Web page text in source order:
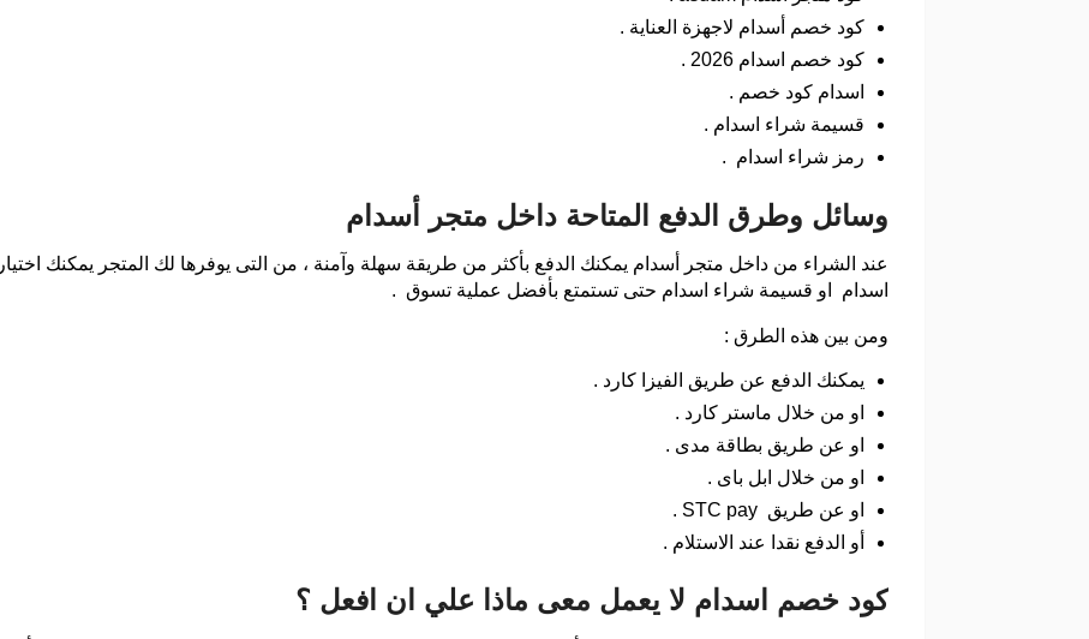
كود خصم أسدام لاجهزة العناية .
كود خصم اسدام 2026 .
اسدام كود خصم .
قسيمة شراء اسدام .
رمز شراء اسدام .
وسائل وطرق الدفع المتاحة داخل متجر أسدام
عند الشراء من داخل متجر أسدام يمكنك الدفع بأكثر من طريقة سهلة وآمنة ، من التى يوفرها لك المتجر يمكنك
اسدام او قسيمة شراء اسدام حتى تستمتع بأفضل عملية تسوق .
ومن بين هذه الطرق :
يمكنك الدفع عن طريق الفيزا كارد .
او من خلال ماستر كارد .
او عن طريق بطاقة مدى .
او من خلال ابل باى .
او عن طريق STC pay .
أو الدفع نقدا عند الاستلام .
كود خصم اسدام لا يعمل معى ماذا علي ان افعل ؟